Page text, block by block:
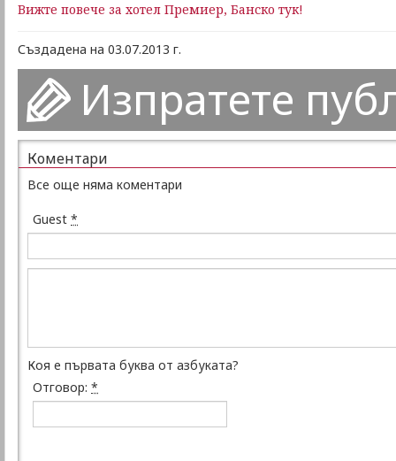
Вижте повече за хотел Премиер, Банско тук!
Създадена на 03.07.2013 г.
Изпратете
Коментари
Все още няма коментари
Guest *
Коя е първата буква от азбуката?
Отговор: *